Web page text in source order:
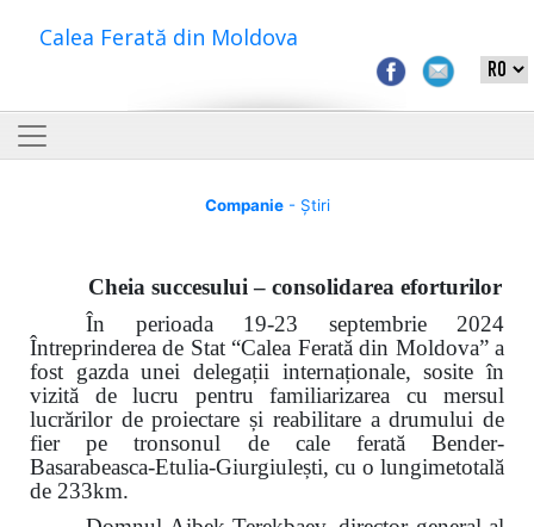
Calea Ferată din Moldova
Companie- Știri
Cheia succesului – consolidarea eforturilor
În perioada 19-23 septembrie 2024
Întreprinderea de Stat “Calea Ferată din Moldova”a
fost gazda unei delegații internaționale, sosite în
vizită de lucru pentru familiarizarea cu mersul
lucrărilor de proiectare și reabilitare a drumului de
fier pe tronsonul de cale ferată Bender-
Basarabeasca-Etulia-Giurgiulești, cu o lungimetotală
de 233km.